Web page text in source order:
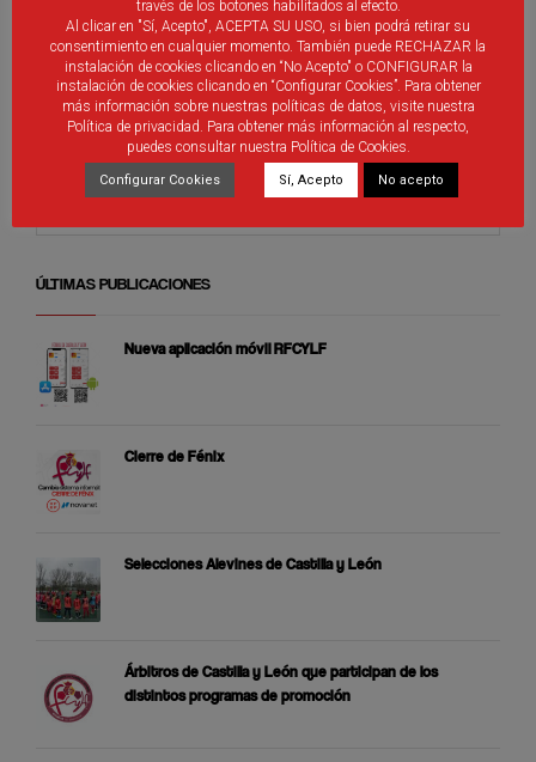
El programa de Igualdad de AFEDECYL, finalista en los
Premios Iberdrola SuperA en la categoría Deporte Base
ÚLTIMAS PUBLICACIONES
Nueva aplicación móvil RFCYLF
Cierre de Fénix
Selecciones Alevines de Castilla y León
Árbitros de Castilla y León que participan de los
distintos programas de promoción
través de los botones habilitados al efecto.
Al clicar en "Sí, Acepto", ACEPTA SU USO, si bien podrá retirar su
consentimiento en cualquier momento. También puede RECHAZAR la
instalación de cookies clicando en “No Acepto" o CONFIGURAR la
instalación de cookies clicando en “Configurar Cookies”. Para obtener
más información sobre nuestras políticas de datos, visite nuestra
Política de privacidad. Para obtener más información al respecto,
puedes consultar nuestra Política de Cookies.
Configurar Cookies Sí, Acepto No acepto